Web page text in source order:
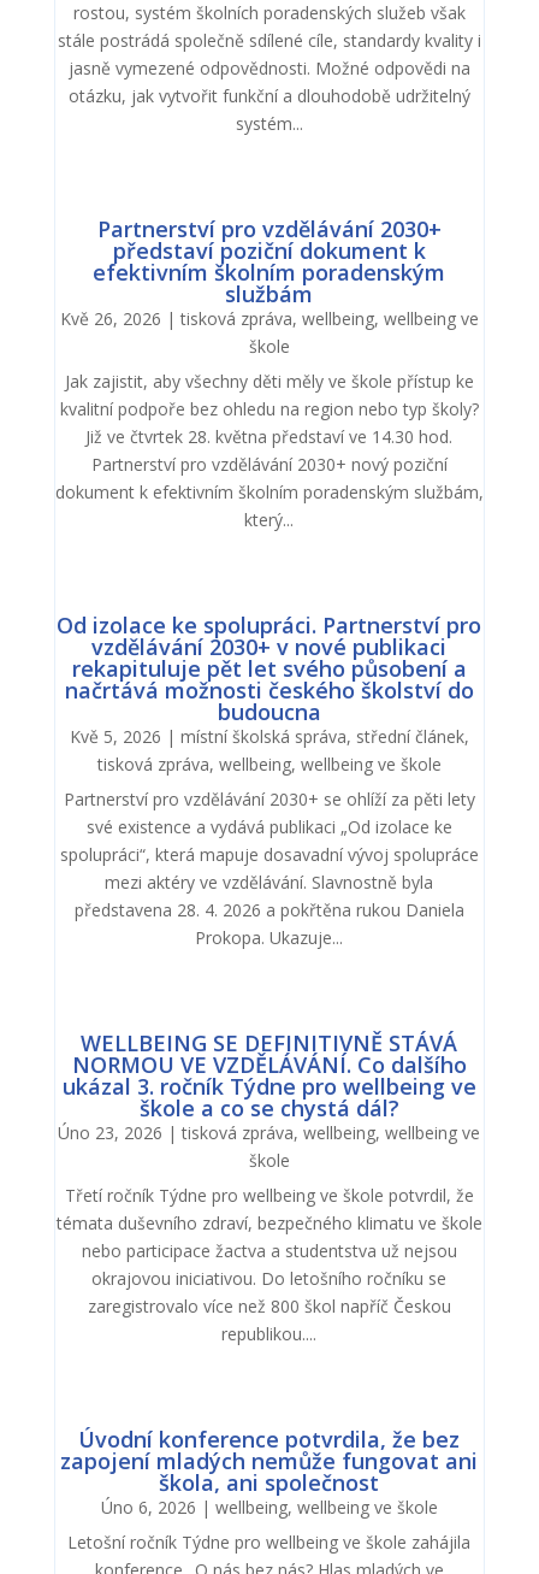
rostou, systém školních poradenských služeb však
stále postrádá společně sdílené cíle, standardy kvality i
jasně vymezené odpovědnosti. Možné odpovědi na
otázku, jak vytvořit funkční a dlouhodobě udržitelný
systém...
Partnerství pro vzdělávání 2030+
představí poziční dokument k
efektivním školním poradenským
službám
Kvě 26, 2026 |tisková zpráva, wellbeing, wellbeing ve
škole
Jak zajistit, aby všechny děti měly ve škole přístup ke
kvalitní podpoře bez ohledu na region nebo typ školy?
Již ve čtvrtek 28. května představí ve 14.30 hod.
Partnerství pro vzdělávání 2030+ nový poziční
dokument k efektivním školním poradenským službám,
který...
Od izolace ke spolupráci. Partnerství pro
vzdělávání 2030+ v nové publikaci
rekapituluje pět let svého působení a
načrtává možnosti českého školství do
budoucna
Kvě 5, 2026 | místní školská správa, střední článek,
tisková zpráva, wellbeing, wellbeing ve škole
Partnerství pro vzdělávání 2030+ se ohlíží za pěti lety
své existence a vydává publikaci „Od izolace ke
spolupráci“, která mapuje dosavadní vývoj spolupráce
mezi aktéry ve vzdělávání. Slavnostně byla
představena 28. 4. 2026 a pokřtěna rukou Daniela
Prokopa. Ukazuje...
WELLBEING SE DEFINITIVNĚ STÁVÁ
NORMOU VE VZDĚLÁVÁNÍ. Co dalšího
ukázal 3. ročník Týdne pro wellbeing ve
škole a co se chystá dál?
Úno 23, 2026 |tisková zpráva,wellbeing,wellbeing ve
škole
Třetí ročník Týdne pro wellbeing ve škole potvrdil, že
témata duševního zdraví, bezpečného klimatu ve škole
nebo participace žactva a studentstva už nejsou
okrajovou iniciativou. Do letošního ročníku se
zaregistrovalo více než 800 škol napříč Českou
republikou....
Úvodní konference potvrdila, že bez
zapojení mladých nemůže fungovat ani
škola, ani společnost
Úno 6, 2026 | wellbeing, wellbeing ve škole
Letošní ročník Týdne pro wellbeing ve škole zahájila